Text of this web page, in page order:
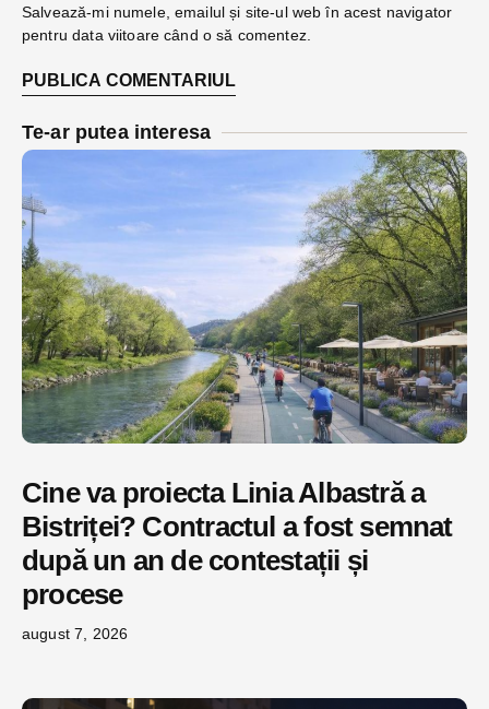
Salvează-mi numele, emailul și site-ul web în acest navigator
pentru data viitoare când o să comentez.
Te-ar putea interesa
Cine va proiecta Linia Albastră a
Bistriței? Contractul a fost semnat
după un an de contestații și
procese
august 7, 2026